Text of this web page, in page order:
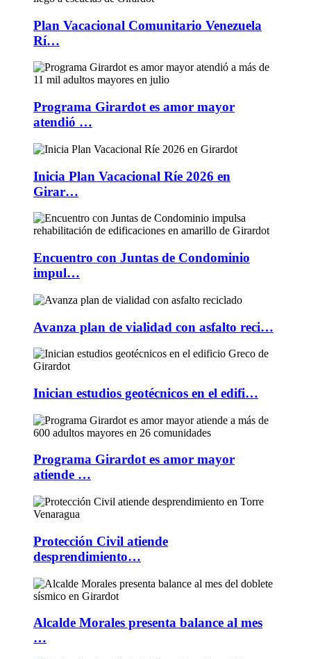
Plan Vacacional Comunitario Venezuela
Rí…
Programa Girardot es amor mayor
atendió …
Inicia Plan Vacacional Ríe 2026 en
Girar…
Encuentro con Juntas de Condominio
impul…
Avanza plan de vialidad con asfalto reci…
Inician estudios geotécnicos en el edifi…
Programa Girardot es amor mayor
atiende …
Protección Civil atiende
desprendimiento…
Alcalde Morales presenta balance al mes
…